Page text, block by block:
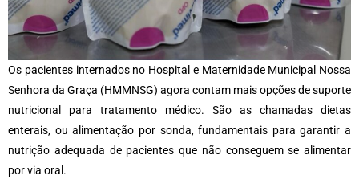
Os pacientes internados no Hospital e Maternidade Municipal Nossa
Senhora da Graça (HMMNSG) agora contam mais opções de suporte
nutricional para tratamento médico. São as chamadas dietas
enterais, ou alimentação por sonda, fundamentais para garantir a
nutrição adequada de pacientes que não conseguem se alimentar
por via oral.